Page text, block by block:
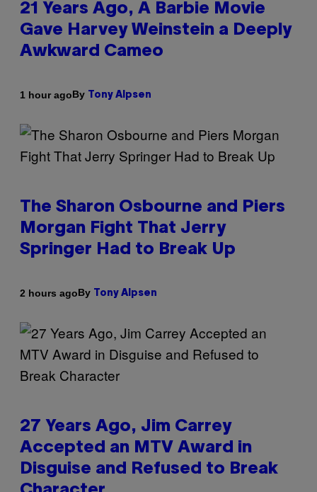
21 Years Ago, A Barbie Movie
Gave Harvey Weinstein a Deeply
Awkward Cameo
1 hour agoBy Tony Alpsen
The Sharon Osbourne and Piers
Morgan Fight That Jerry
Springer Had to Break Up
2 hours agoBy Tony Alpsen
27 Years Ago, Jim Carrey
Accepted an MTV Award in
Disguise and Refused to Break